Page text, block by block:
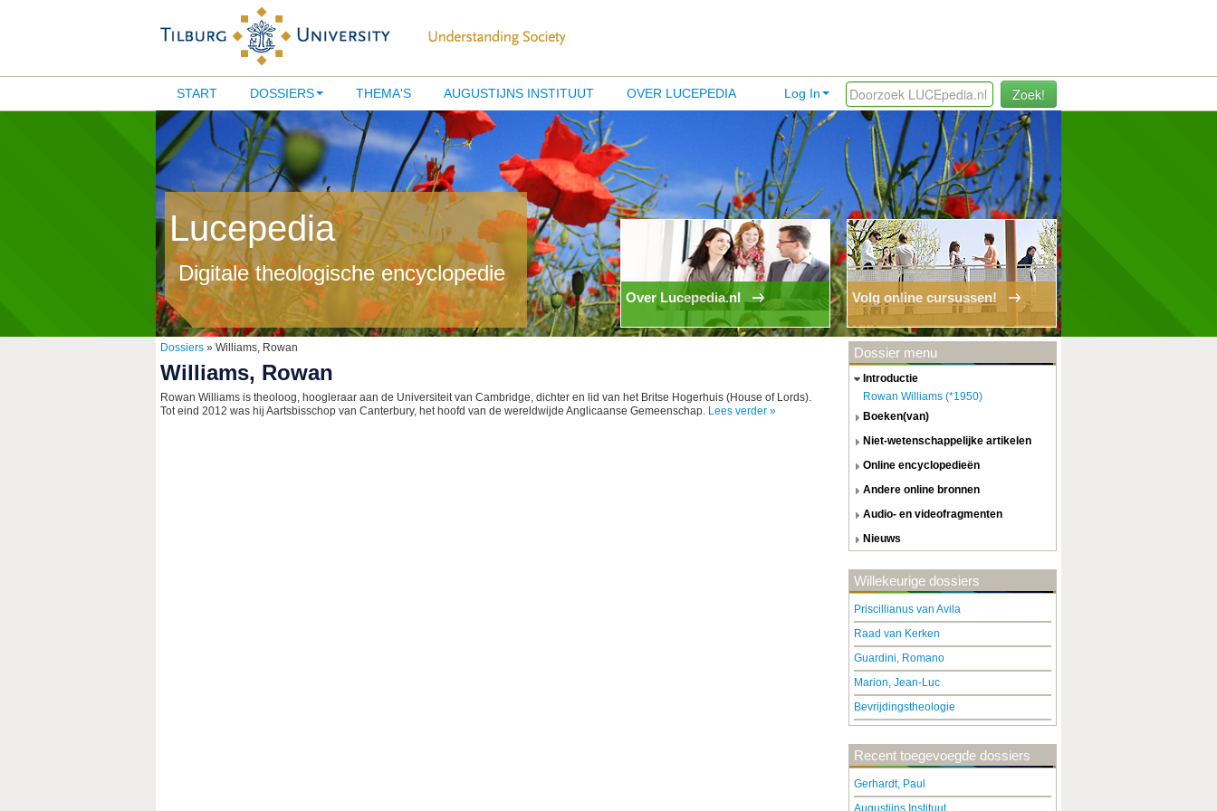
Zoek!
Log In
START DOSSIERS THEMA'S AUGUSTIJNS INSTITUUT OVER LUCEPEDIA
Lucepedia
Digitale theologische encyclopedie
Volg online cursussen!
Over Lucepedia.nl
Dossiers » Williams, Rowan
Williams, Rowan
Rowan Williams is theoloog, hoogleraar aan de Universiteit van Cambridge, dichter en lid van het Britse Hogerhuis (House of Lords).
Tot eind 2012 was hij Aartsbisschop van Canterbury, het hoofd van de wereldwijde Anglicaanse Gemeenschap. Lees verder »
Dossier menu
introductie
Rowan Williams (*1950)
boeken(van)
niet-wetenschappelijke artikelen
online encyclopedieën
andere online bronnen
audio- en videofragmenten
nieuws
Willekeurige dossiers
Priscillianus van Avila
Raad van Kerken
Guardini, Romano
Marion, Jean-Luc
Bevrijdingstheologie
Recent toegevoegde dossiers
Gerhardt, Paul
Augustijns Instituut